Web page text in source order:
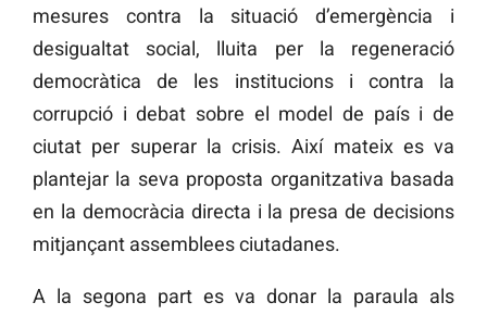
mesures contra la situació d’emergència i
desigualtat social, lluita per la regeneració
democràtica de les institucions i contra la
corrupció i debat sobre el model de país i de
ciutat per superar la crisis. Així mateix es va
plantejar la seva proposta organitzativa basada
en la democràcia directa i la presa de decisions
mitjançant assemblees ciutadanes.
A la segona part es va donar la paraula als